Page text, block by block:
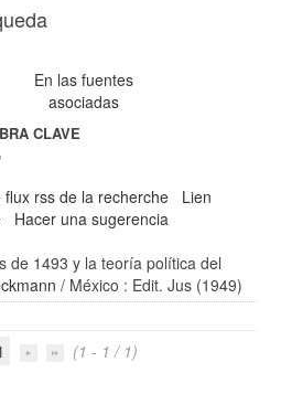
En las fuentes
asociadas
CLAVE
flux rss de la recherche
Lien
Hacer una sugerencia
de 1493 y la teoría política del
/ México : Edit. Jus (1949)
(1 - 1 / 1)